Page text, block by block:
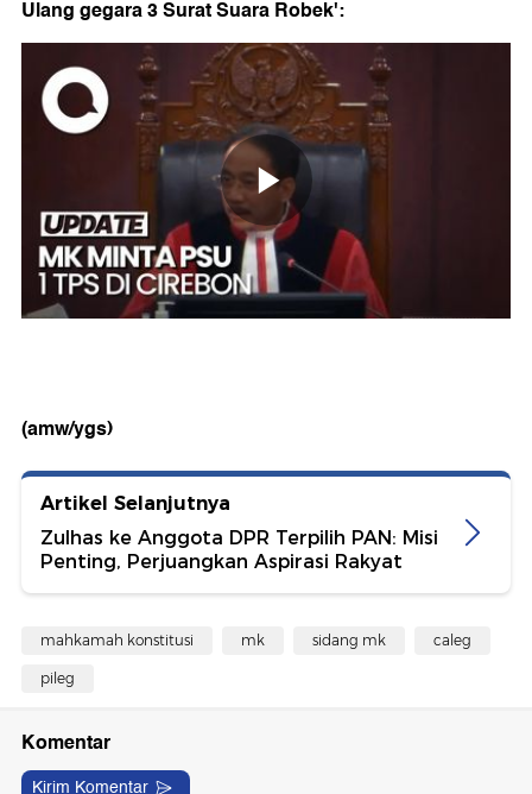
Ulang gegara 3 Surat Suara Robek':
(amw/ygs)
Artikel Selanjutnya
Zulhas ke Anggota DPR Terpilih PAN: Misi
Penting, Perjuangkan Aspirasi Rakyat
mahkamah konstitusi mk sidang mk caleg
pileg